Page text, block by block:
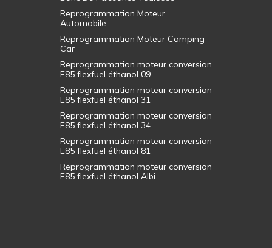
Reprogrammation Moteur
Automobile
Reprogrammation Moteur Camping-
Car
Reprogrammation moteur conversion
E85 flexfuel éthanol 09
Reprogrammation moteur conversion
E85 flexfuel éthanol 31
Reprogrammation moteur conversion
E85 flexfuel éthanol 34
Reprogrammation moteur conversion
E85 flexfuel éthanol 81
Reprogrammation moteur conversion
E85 flexfuel éthanol Albi